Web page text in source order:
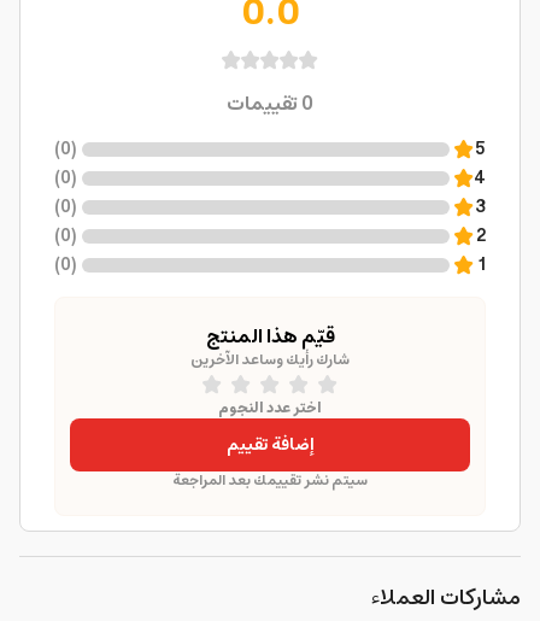
0.0
0تقييمات
5
(
0
)
4
(
0
)
3
(
0
)
2
(
0
)
1
(
0
)
قيّم هذا المنتج
شارك رأيك وساعد الآخرين
اختر عدد النجوم
إضافة تقييم
سيتم نشر تقييمك بعد المراجعة
مشاركات العملاء